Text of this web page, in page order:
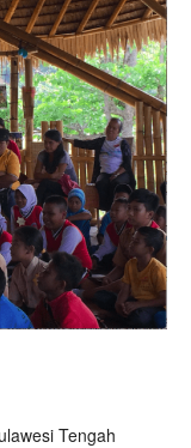
Tengah